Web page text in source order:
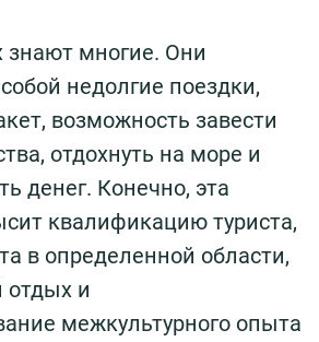
знают многие. Они
недолгие поездки,
возможность завести
отдохнуть на море и
денег. Конечно, эта
квалификацию туриста,
в определенной области,
отдых и
межкультурного опыта